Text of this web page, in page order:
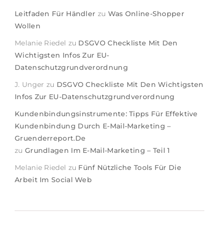
Leitfaden Für Händler zu Was Online-Shopper
Wollen
Melanie Riedel zu DSGVO Checkliste Mit Den
Wichtigsten Infos Zur EU-
Datenschutzgrundverordnung
J. Unger zu DSGVO Checkliste Mit Den Wichtigsten
Infos Zur EU-Datenschutzgrundverordnung
Kundenbindungsinstrumente: Tipps Für Effektive
Kundenbindung Durch E-Mail-Marketing –
Gruenderreport.de
zu Grundlagen Im E-Mail-Marketing – Teil 1
Melanie Riedel zu Fünf Nützliche Tools Für Die
Arbeit Im Social Web